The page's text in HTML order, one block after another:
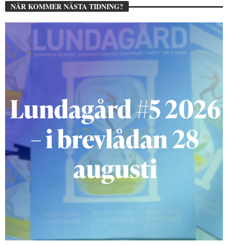
NÄR KOMMER NÄSTA TIDNING?